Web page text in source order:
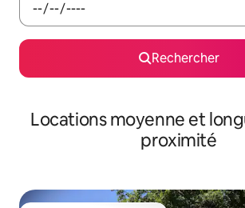
Rechercher
Locations moyenne et
proximité